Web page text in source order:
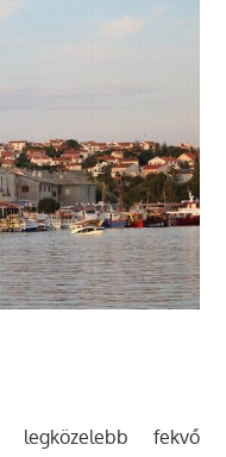
legközelebb fekvő